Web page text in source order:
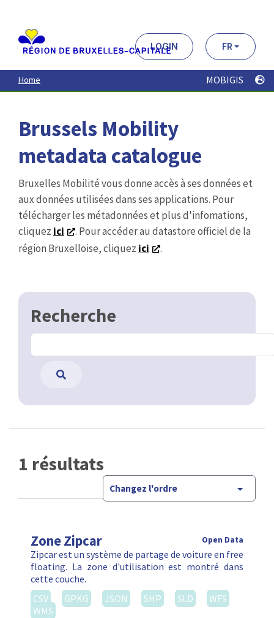
contenu
principal
LOGIN FR
Home MOBIGIS
Brussels Mobility
metadata catalogue
Bruxelles Mobilité vous donne accès à ses données et
aux données utilisées dans ses applications. Pour
télécharger les métadonnées et plus d'infomations,
cliquez ici
. Pour accéder au datastore officiel de la
région Bruxelloise, cliquez ici .
Recherche
1 résultats
Changez l'ordre
Zone Zipcar Open Data
Zipcar est un système de partage de voiture en free
floating. La zone d'utilisation est montré dans
cette couche.
CSV
GPKG JSON SHP SLD
WFS
WMS